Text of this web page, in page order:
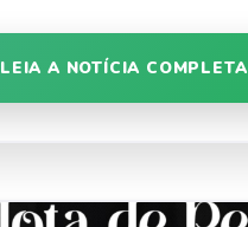
LEIA A NOTÍCIA COMPLETA